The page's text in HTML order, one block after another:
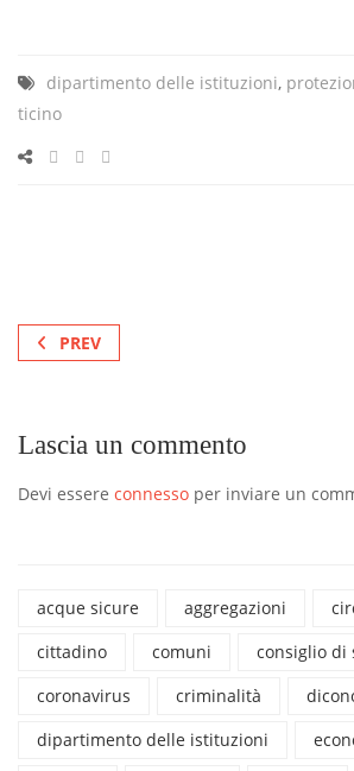
dipartimento delle istituzioni,
ticino
PREV
Lascia un commento
Devi essere connesso per inviare un
acque sicure aggregazioni
cittadino
comuni
consiglio di
coronavirus
criminalità
dipartimento delle istituzioni